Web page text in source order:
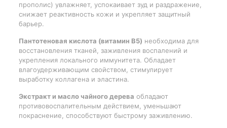
прополис) увлажняет, успокаивает зуд и раздражение,
снижает реактивность кожи и укрепляет защитный
барьер.
Пантотеновая кислота (витамин B5) необходима для
восстановления тканей, заживления воспалений и
укрепления локального иммунитета. Обладает
влагоудерживающим свойством, стимулирует
выработку коллагена и эластина.
Экстракт и масло чайного дерева обладают
противовоспалительным действием, уменьшают
покраснение, способствуют быстрому заживлению.